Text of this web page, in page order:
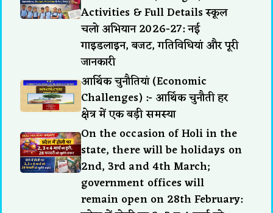
Activities & Full Details स्कूल
चलो अभियान 2026-27: नई
गाइडलाइन, बजट, गतिविधियां और पूरी
जानकारी
आर्थिक चुनौतियां (Economic
Challenges) :- आर्थिक चुनौती हर
क्षेत्र में एक बड़ी समस्या
On the occasion of Holi in the
state, there will be holidays on
2nd, 3rd and 4th March;
government offices will
remain open on 28th February: